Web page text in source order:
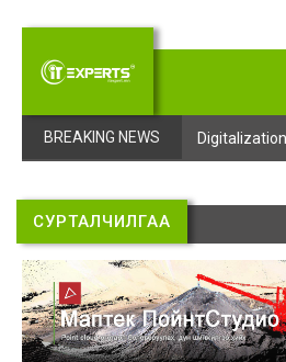
BREAKING NEWS
Digitalization in mining Mongolia 2025 арга хэмжээний бүртгэл эхэллээ
СУРТАЛЧИЛГАА